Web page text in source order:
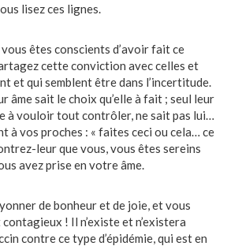
lisez ces lignes.
êtes conscients d’avoir fait ce
cette conviction avec celles et
et qui semblent être dans l’incertitude.
âme sait le choix qu’elle à fait ; seul leur
à vouloir tout contrôler, ne sait pas lui…
à vos proches : « faites ceci ou cela… ce
leur que vous, vous êtes sereins
avez prise en votre âme.
de bonheur et de joie, et vous
! Il n’existe et n’existera
contre ce type d’épidémie, qui est en